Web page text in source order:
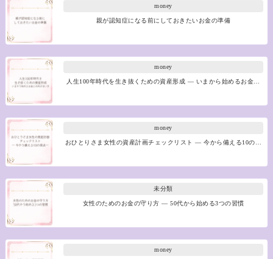
money
親が認知症になる前にしておきたいお金の準備
money
人生100年時代を生き抜くための資産形成 ― いまから始めるお金…
money
おひとりさま女性の資産計画チェックリスト ― 今から備える10の…
未分類
女性のためのお金の守り方 ― 50代から始める3つの習慣
money